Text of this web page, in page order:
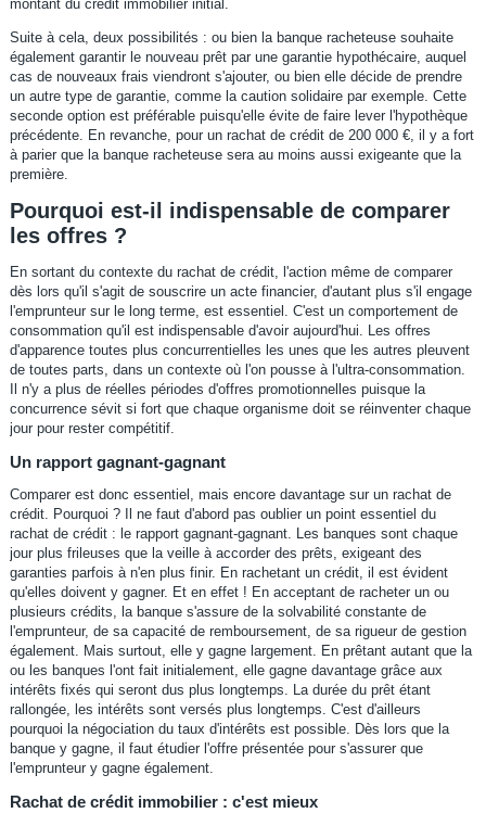
montant du crédit immobilier initial.
Suite à cela, deux possibilités : ou bien la banque racheteuse souhaite
également garantir le nouveau prêt par une garantie hypothécaire, auquel
cas de nouveaux frais viendront s'ajouter, ou bien elle décide de prendre
un autre type de garantie, comme la caution solidaire par exemple. Cette
seconde option est préférable puisqu'elle évite de faire lever l'hypothèque
précédente. En revanche, pour un rachat de crédit de 200 000 €, il y a fort
à parier que la banque racheteuse sera au moins aussi exigeante que la
première.
Pourquoi est-il indispensable de comparer
les offres ?
En sortant du contexte du rachat de crédit, l'action même de comparer
dès lors qu'il s'agit de souscrire un acte financier, d'autant plus s'il engage
l'emprunteur sur le long terme, est essentiel. C'est un comportement de
consommation qu'il est indispensable d'avoir aujourd'hui. Les offres
d'apparence toutes plus concurrentielles les unes que les autres pleuvent
de toutes parts, dans un contexte où l'on pousse à l'ultra-consommation.
Il n'y a plus de réelles périodes d'offres promotionnelles puisque la
concurrence sévit si fort que chaque organisme doit se réinventer chaque
jour pour rester compétitif.
Un rapport gagnant-gagnant
Comparer est donc essentiel, mais encore davantage sur un rachat de
crédit. Pourquoi ? Il ne faut d'abord pas oublier un point essentiel du
rachat de crédit : le rapport gagnant-gagnant. Les banques sont chaque
jour plus frileuses que la veille à accorder des prêts, exigeant des
garanties parfois à n'en plus finir. En rachetant un crédit, il est évident
qu'elles doivent y gagner. Et en effet ! En acceptant de racheter un ou
plusieurs crédits, la banque s'assure de la solvabilité constante de
l'emprunteur, de sa capacité de remboursement, de sa rigueur de gestion
également. Mais surtout, elle y gagne largement. En prêtant autant que la
ou les banques l'ont fait initialement, elle gagne davantage grâce aux
intérêts fixés qui seront dus plus longtemps. La durée du prêt étant
rallongée, les intérêts sont versés plus longtemps. C'est d'ailleurs
pourquoi la négociation du taux d'intérêts est possible. Dès lors que la
banque y gagne, il faut étudier l'offre présentée pour s'assurer que
l'emprunteur y gagne également.
Rachat de crédit immobilier : c'est mieux